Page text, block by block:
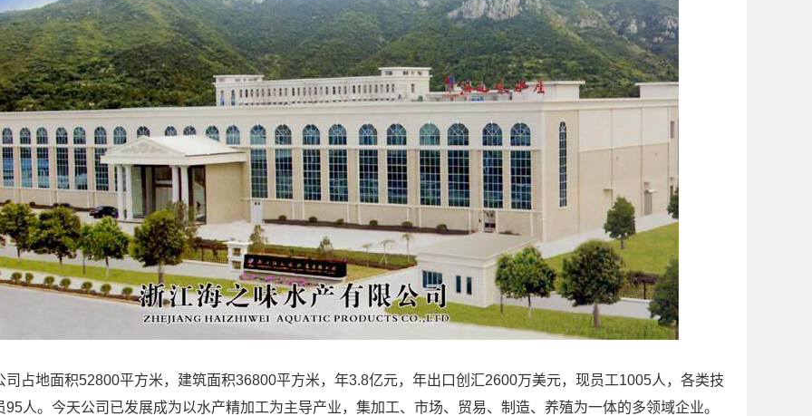
地面积52800平方米，建筑面积36800平方米，年3.8亿元，年出口创汇2600万美元，现员工1005人，各类技
95人。今天公司已发展成为以水产精加工为主导产业，集加工、市场、贸易、制造、养殖为一体的多领域企业。